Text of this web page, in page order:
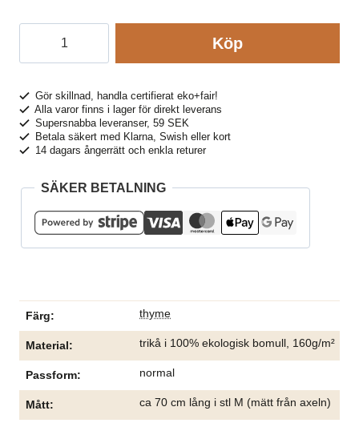
khakigrön
mängd
Köp
Gör skillnad, handla certifierat eko+fair!
Alla varor finns i lager för direkt leverans
Supersnabba leveranser, 59 SEK
Betala säkert med Klarna, Swish eller kort
14 dagars ångerrätt och enkla returer
SÄKER BETALNING
Färg thyme
Material trikå i 100% ekologisk bomull, 160g/m²
Passform normal
Mått ca 70 cm lång i stl M (mätt från axeln)